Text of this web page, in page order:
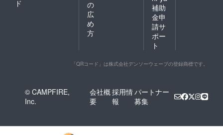
ド
の
広
め
方
補助
金申
請サ
ポー
ト
「QRコード」は株式会社デンソーウェーブの登録商標です。
© CAMPFIRE,
Inc.
会社概
要
採用情
報
パートナー
募集